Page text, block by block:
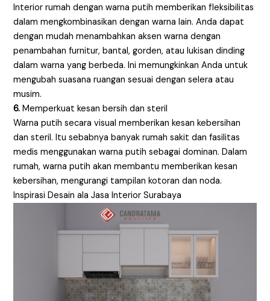
Interior rumah dengan warna putih memberikan fleksibilitas
dalam mengkombinasikan dengan warna lain. Anda dapat
dengan mudah menambahkan aksen warna dengan
penambahan furnitur, bantal, gorden, atau lukisan dinding
dalam warna yang berbeda. Ini memungkinkan Anda untuk
mengubah suasana ruangan sesuai dengan selera atau
musim.
6.Memperkuat kesan bersih dan steril
Warna putih secara visual memberikan kesan kebersihan
dan steril. Itu sebabnya banyak rumah sakit dan fasilitas
medis menggunakan warna putih sebagai dominan. Dalam
rumah, warna putih akan membantu memberikan kesan
kebersihan, mengurangi tampilan kotoran dan noda.
Inspirasi Desain ala Jasa Interior Surabaya